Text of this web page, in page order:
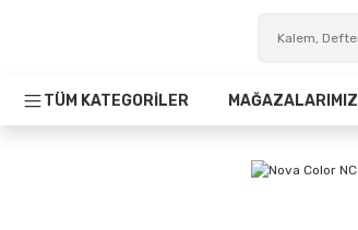
TÜM KATEGORİLER MAĞAZALARIMIZ